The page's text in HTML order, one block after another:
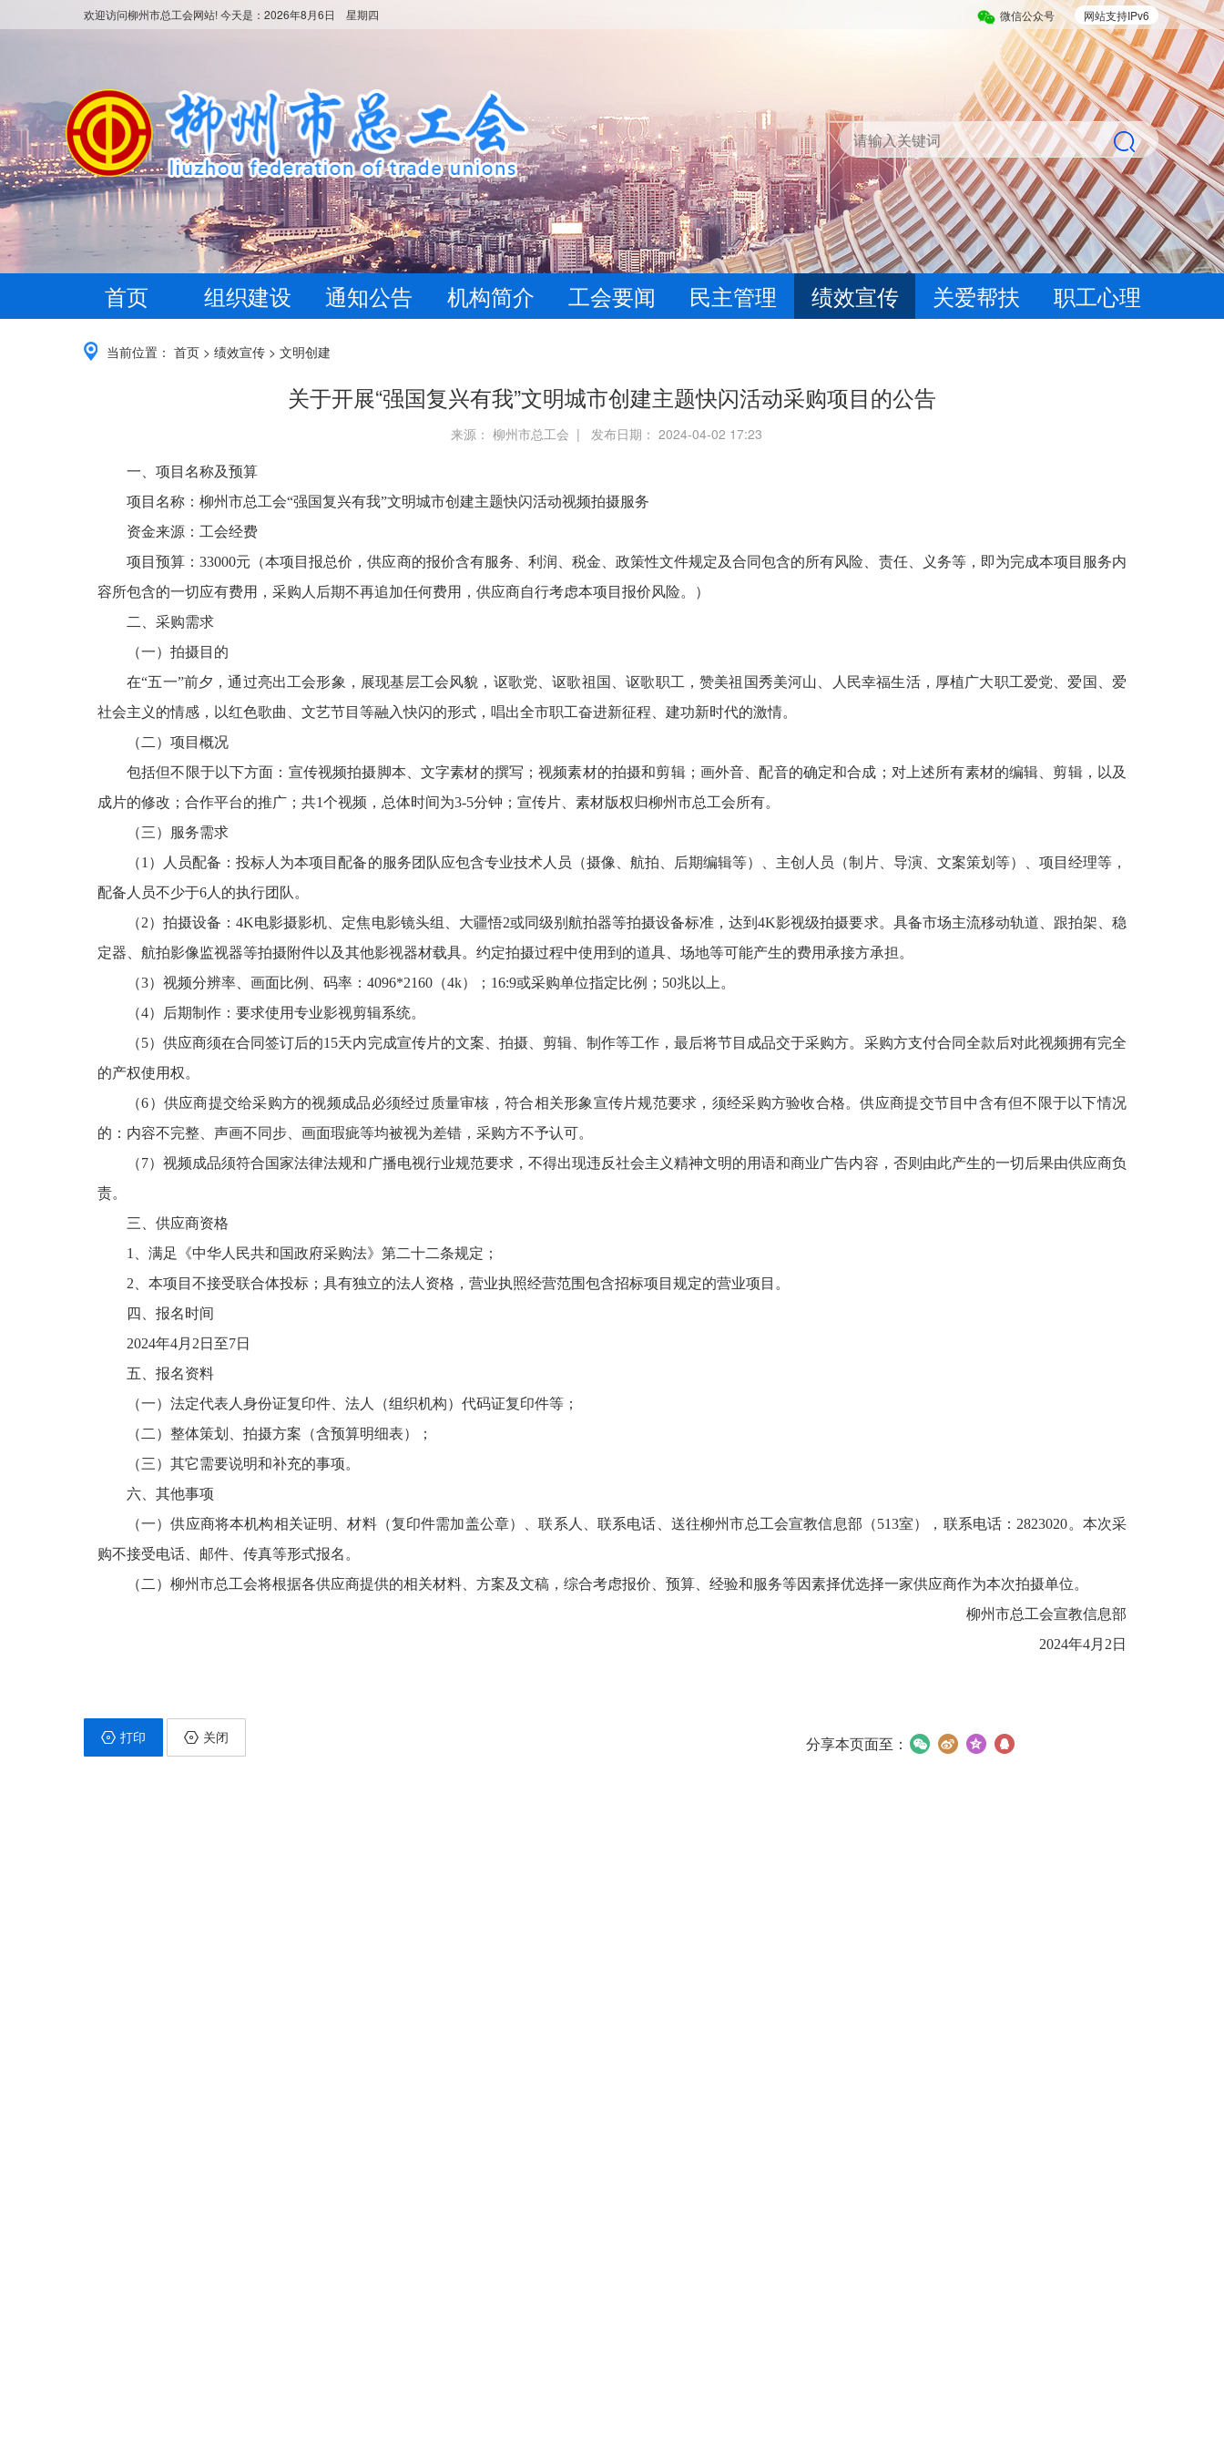
网站支持IPv6
微信公众号
欢迎访问柳州市总工会网站! 今天是： 2026年8月6日 星期四
首页 组织建设 通知公告 机构简介 工会要闻 民主管理 绩效宣传 关爱帮扶 职工心理
当前位置： 首页 > 绩效宣传 > 文明创建
关于开展“强国复兴有我”文明城市创建主题快闪活动采购项目的公告
来源： 柳州市总工会 | 发布日期： 2024-04-02 17:23
一、项目名称及预算
项目名称：柳州市总工会“强国复兴有我”文明城市创建主题快闪活动视频拍摄服务
资金来源：工会经费
项目预算：33000元（本项目报总价，供应商的报价含有服务、利润、税金、政策性文件规定及合同包含的所有风险、责任、义务等，即为完成本项目服务内
容所包含的一切应有费用，采购人后期不再追加任何费用，供应商自行考虑本项目报价风险。）
二、采购需求
（一）拍摄目的
在“五一”前夕，通过亮出工会形象，展现基层工会风貌，讴歌党、讴歌祖国、讴歌职工，赞美祖国秀美河山、人民幸福生活，厚植广大职工爱党、爱国、爱
社会主义的情感，以红色歌曲、文艺节目等融入快闪的形式，唱出全市职工奋进新征程、建功新时代的激情。
（二）项目概况
包括但不限于以下方面：宣传视频拍摄脚本、文字素材的撰写；视频素材的拍摄和剪辑；画外音、配音的确定和合成；对上述所有素材的编辑、剪辑，以及
成片的修改；合作平台的推广；共1个视频，总体时间为3-5分钟；宣传片、素材版权归柳州市总工会所有。
（三）服务需求
（1）人员配备：投标人为本项目配备的服务团队应包含专业技术人员（摄像、航拍、后期编辑等）、主创人员（制片、导演、文案策划等）、项目经理等，
配备人员不少于6人的执行团队。
（2）拍摄设备：4K电影摄影机、定焦电影镜头组、大疆悟2或同级别航拍器等拍摄设备标准，达到4K影视级拍摄要求。具备市场主流移动轨道、跟拍架、稳
定器、航拍影像监视器等拍摄附件以及其他影视器材载具。约定拍摄过程中使用到的道具、场地等可能产生的费用承接方承担。
（3）视频分辨率、画面比例、码率：4096*2160（4k）；16:9或采购单位指定比例；50兆以上。
（4）后期制作：要求使用专业影视剪辑系统。
（5）供应商须在合同签订后的15天内完成宣传片的文案、拍摄、剪辑、制作等工作，最后将节目成品交于采购方。采购方支付合同全款后对此视频拥有完全
的产权使用权。
（6）供应商提交给采购方的视频成品必须经过质量审核，符合相关形象宣传片规范要求，须经采购方验收合格。供应商提交节目中含有但不限于以下情况
的：内容不完整、声画不同步、画面瑕疵等均被视为差错，采购方不予认可。
（7）视频成品须符合国家法律法规和广播电视行业规范要求，不得出现违反社会主义精神文明的用语和商业广告内容，否则由此产生的一切后果由供应商负
责。
三、供应商资格
1、满足《中华人民共和国政府采购法》第二十二条规定；
2、本项目不接受联合体投标；具有独立的法人资格，营业执照经营范围包含招标项目规定的营业项目。
四、报名时间
2024年4月2日至7日
五、报名资料
（一）法定代表人身份证复印件、法人（组织机构）代码证复印件等；
（二）整体策划、拍摄方案（含预算明细表）；
（三）其它需要说明和补充的事项。
六、其他事项
（一）供应商将本机构相关证明、材料（复印件需加盖公章）、联系人、联系电话、送往柳州市总工会宣教信息部（513室），联系电话：2823020。本次采
购不接受电话、邮件、传真等形式报名。
（二）柳州市总工会将根据各供应商提供的相关材料、方案及文稿，综合考虑报价、预算、经验和服务等因素择优选择一家供应商作为本次拍摄单位。
柳州市总工会宣教信息部
2024年4月2日
打印 关闭 分享本页面至：